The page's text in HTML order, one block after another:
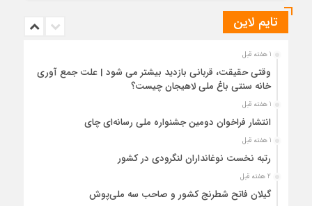
تایم لاین
1 هفته قبل
وقتی حقیقت، قربانی بازدید بیشتر می شود | علت جمع آوری
خانه سنتی باغ ملی لاهیجان چیست؟
1 هفته قبل
انتشار فراخوان دومین جشنواره ملی رسانه‌ای چای
1 هفته قبل
رتبه نخست نوغانداران لنگرودی در کشور
2 هفته قبل
گیلان فاتح شطرنج کشور و صاحب سه ملی‌پوش